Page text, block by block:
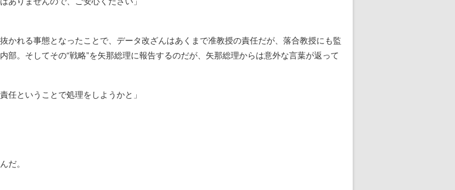
れる事態となったことで、データ改ざんはあくまで准教授の責任だが、落合教授にも監
。そしてその“戦略”を矢那総理に報告するのだが、矢那総理からは意外な言葉が返って
任ということで処理をしようかと」
だ。